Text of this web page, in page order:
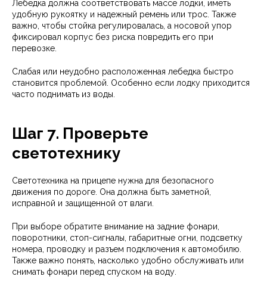
Лебедка должна соответствовать массе лодки, иметь
удобную рукоятку и надежный ремень или трос. Также
важно, чтобы стойка регулировалась, а носовой упор
фиксировал корпус без риска повредить его при
перевозке.
Слабая или неудобно расположенная лебедка быстро
становится проблемой. Особенно если лодку приходится
часто поднимать из воды.
Шаг 7. Проверьте
светотехнику
Светотехника на прицепе нужна для безопасного
движения по дороге. Она должна быть заметной,
исправной и защищенной от влаги.
При выборе обратите внимание на задние фонари,
поворотники, стоп-сигналы, габаритные огни, подсветку
номера, проводку и разъем подключения к автомобилю.
Также важно понять, насколько удобно обслуживать или
снимать фонари перед спуском на воду.